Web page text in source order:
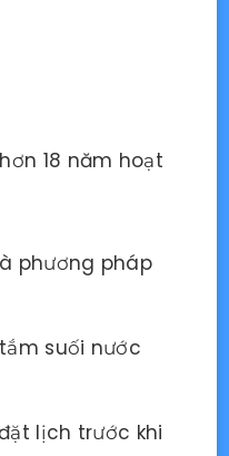
18 năm hoạt
phương pháp
suối nước
lịch trước khi